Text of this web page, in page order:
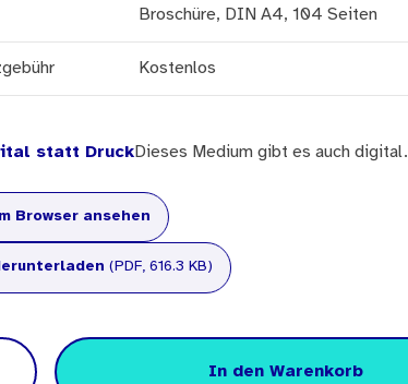
Broschüre, DIN A4, 104 Seiten
Kostenlos
statt DruckDieses Medium gibt es auch digital.
Browser ansehen
(PDF, 616.3 KB)
In den Warenkorb